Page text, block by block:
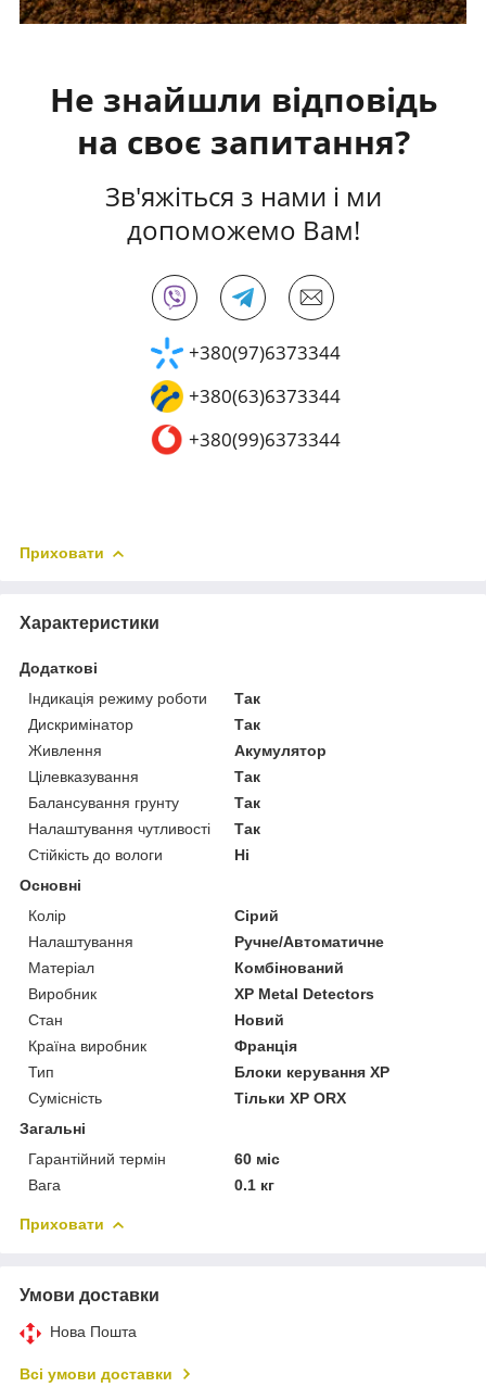
Не знайшли відповідь
на своє запитання?
Зв'яжіться з нами і ми
допоможемо Вам!
+380(97)6373344
+380(63)6373344
+380(99)6373344
Приховати
Характеристики
Додаткові
Індикація режиму роботи
Так
Дискримінатор
Так
Живлення
Акумулятор
Цілевказування
Так
Балансування грунту
Так
Налаштування чутливості
Так
Стійкість до вологи
Ні
Основні
Колір
Сірий
Налаштування
Ручне/Автоматичне
Матеріал
Комбінований
Виробник
XP Metal Detectors
Стан
Новий
Країна виробник
Франція
Тип
Блоки керування XP
Сумісність
Тільки XP ORX
Загальні
Гарантійний термін
60 міс
Вага
0.1 кг
Приховати
Умови доставки
Нова Пошта
Всі умови доставки